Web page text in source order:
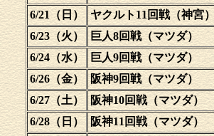
6/21（日） ヤクルト11回戦（神宮）
6/23（火） 巨人8回戦（マツダ）
6/24（水） 巨人9回戦（マツダ）
6/26（金） 阪神9回戦（マツダ）
6/27（土） 阪神10回戦（マツダ）
6/28（日） 阪神11回戦（マツダ）